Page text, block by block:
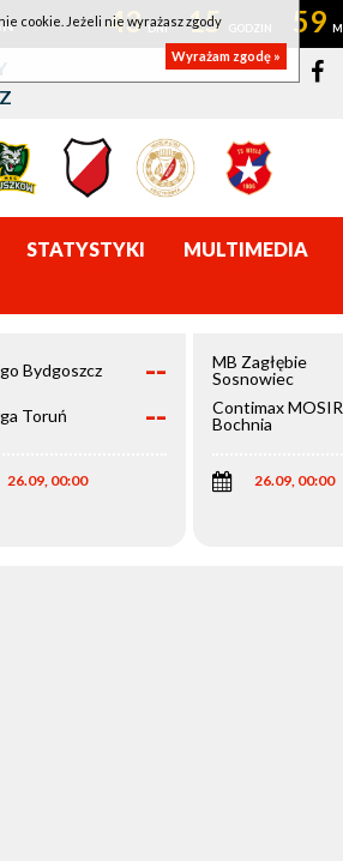
43 15 59
STATYSTYKI MULTIMEDIA
Bydgoszcz --
Toruń --
26.09, 00:00
MB Zagłębie
Sosnowiec
Contimax MOSIR
Bochnia
26.09, 00:00
cookie. Jeżeli nie wyrażasz zgody
Wyrażam zgodę »